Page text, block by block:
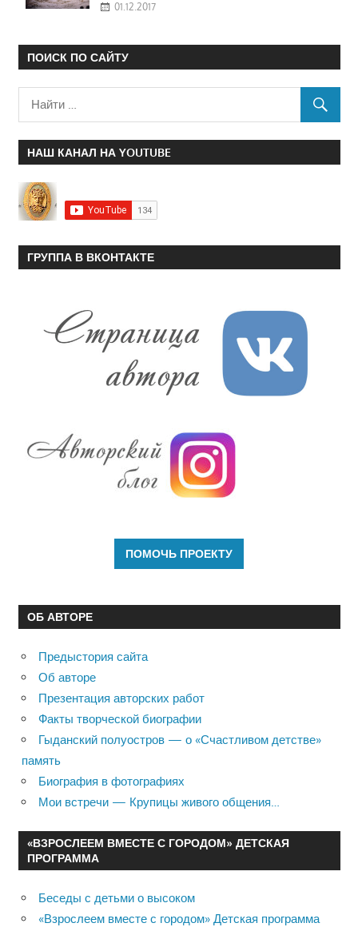
01.12.2017
ПОИСК ПО САЙТУ
НАШ КАНАЛ НА YOUTUBE
ГРУППА В ВКОНТАКТЕ
ОБ АВТОРЕ
Предыстория сайта
Об авторе
Презентация авторских работ
Факты творческой биографии
Гыданский полуостров — о «Счастливом детстве»
память
Биография в фотографиях
Мои встречи — Крупицы живого общения…
«ВЗРОСЛЕЕМ ВМЕСТЕ С ГОРОДОМ» ДЕТСКАЯ
ПРОГРАММА
Беседы с детьми о высоком
«Взрослеем вместе с городом» Детская программа